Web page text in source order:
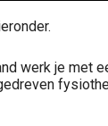
werk je met